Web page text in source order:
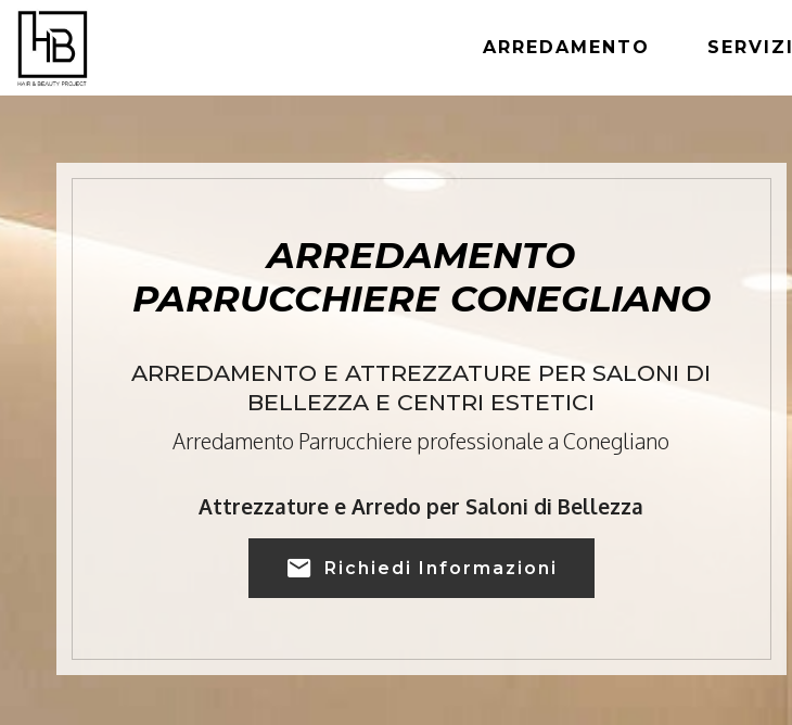
ARREDAMENTO SERVIZI
ARREDAMENTO
PARRUCCHIERE CONEGLIANO
ARREDAMENTO E ATTREZZATURE PER SALONI DI
BELLEZZA E CENTRI ESTETICI
Arredamento Parrucchiere professionale a Conegliano
Attrezzature e Arredo per Saloni di Bellezza
Richiedi Informazioni